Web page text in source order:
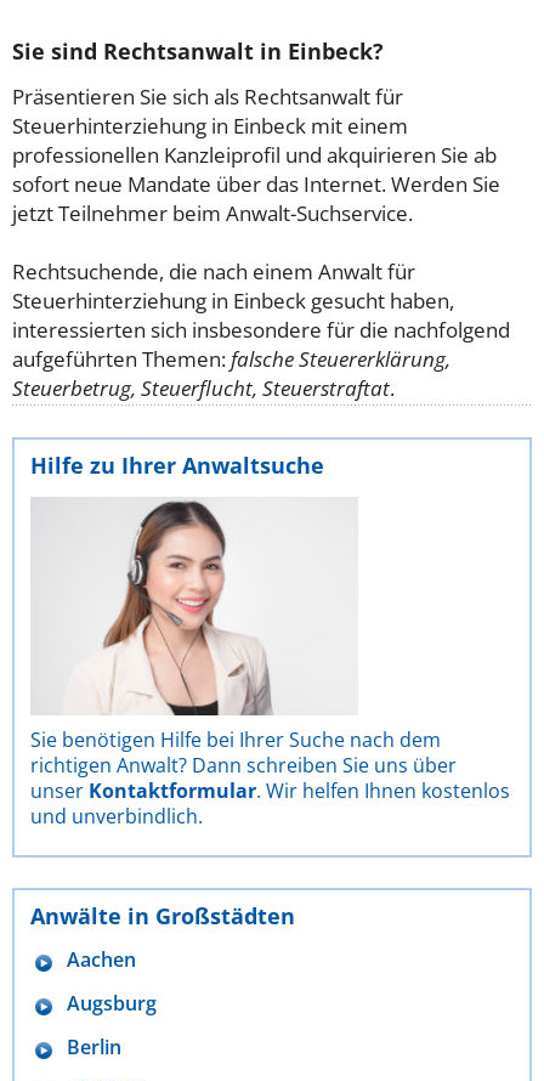
Sie sind Rechtsanwalt in Einbeck?
Präsentieren Sie sich als Rechtsanwalt für
Steuerhinterziehung in Einbeck mit einem
professionellen Kanzleiprofil und akquirieren Sie ab
sofort neue Mandate über das Internet. Werden Sie
jetzt Teilnehmer beim Anwalt-Suchservice.
Rechtsuchende, die nach einem Anwalt für
Steuerhinterziehung in Einbeck gesucht haben,
interessierten sich insbesondere für die nachfolgend
aufgeführten Themen: falsche Steuererklärung,
Steuerbetrug, Steuerflucht, Steuerstraftat.
Hilfe zu Ihrer Anwaltsuche
Sie benötigen Hilfe bei Ihrer Suche nach dem
richtigen Anwalt? Dann schreiben Sie uns über
unser Kontaktformular. Wir helfen Ihnen kostenlos
und unverbindlich.
Anwälte in Großstädten
Aachen
Augsburg
Berlin